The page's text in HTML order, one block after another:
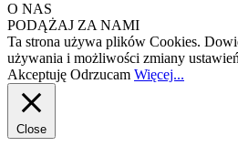
O NAS
PODĄŻAJ ZA NAMI
Ta strona używa plików Cookies.
używania i możliwości zmiany
Akceptuję Odrzucam Więcej...
Close